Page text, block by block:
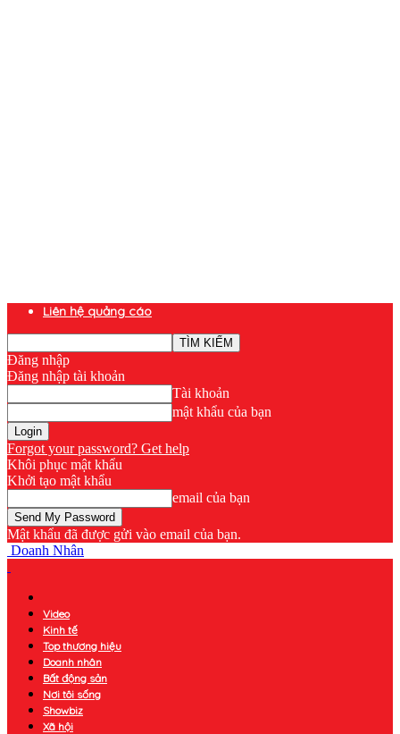
Liên hệ quảng cáo
Đăng nhập
Đăng nhập tài khoản
Tài khoản
mật khẩu của bạn
Forgot your password? Get help
Khôi phục mật khẩu
Khởi tạo mật khẩu
email của bạn
Mật khẩu đã được gửi vào email của bạn.
Doanh Nhân
Video
Kinh tế
Top thương hiệu
Doanh nhân
Bất động sản
Nơi tôi sống
Showbiz
Xã hội